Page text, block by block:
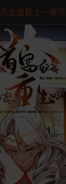
点击加载上一章节